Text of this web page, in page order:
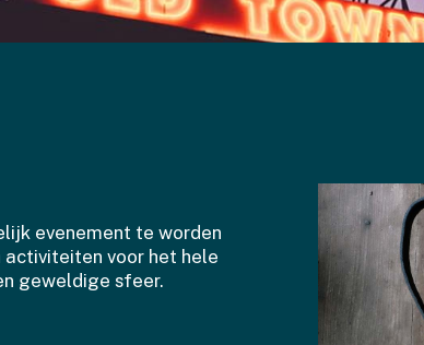
evenement te worden
voor het hele
geweldige sfeer.